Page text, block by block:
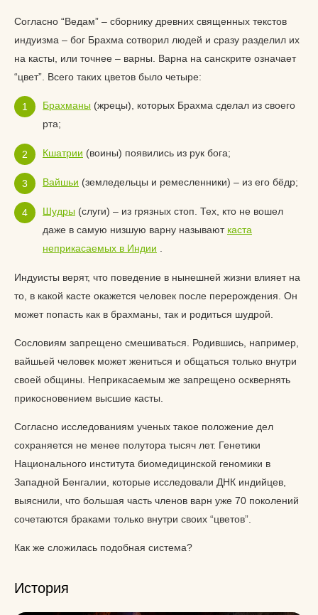
Согласно “Ведам” – сборнику древних священных текстов
индуизма – бог Брахма сотворил людей и сразу разделил их
на касты, или точнее – варны. Варна на санскрите означает
“цвет”. Всего таких цветов было четыре:
Брахманы (жрецы), которых Брахма сделал из своего
рта;
Кшатрии (воины) появились из рук бога;
Вайшьи (земледельцы и ремесленники) – из его бёдр;
Шудры (слуги) – из грязных стоп. Тех, кто не вошел
даже в самую низшую варну называют каста
неприкасаемых в Индии
Индуисты верят, что поведение в нынешней жизни влияет на
то, в какой касте окажется человек после перерождения. Он
может попасть как в брахманы, так и родиться шудрой.
Сословиям запрещено смешиваться. Родившись, например,
вайшьей человек может жениться и общаться только внутри
своей общины. Неприкасаемым же запрещено осквернять
прикосновением высшие касты.
Согласно исследованиям ученых такое положение дел
сохраняется не менее полутора тысяч лет. Генетики
Национального института биомедицинской геномики в
Западной Бенгалии, которые исследовали ДНК индийцев,
выяснили, что большая часть членов варн уже 70 поколений
сочетаются браками только внутри своих “цветов”.
Как же сложилась подобная система?
История